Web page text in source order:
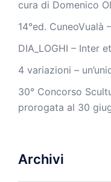
cura di Domenico
14°ed. CuneoVualà
DIA_LOGHI – Inter
4 variazioni –
30° Concorso
prorogata al 30
Archivi